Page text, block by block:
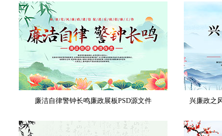
廉洁自律警钟长鸣廉政展板PSD源文件 兴廉政之